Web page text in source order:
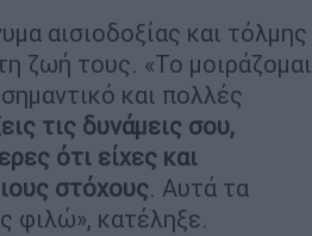
αισιοδοξίας και τόλμης
ζωή τους. «Το μοιράζομαι
και πολλές
τις δυνάμεις σου,
ότι είχες και
στόχους. Αυτά τα
φιλώ», κατέληξε.